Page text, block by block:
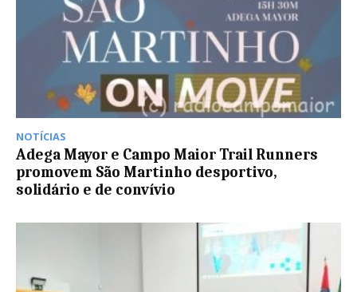
NOTÍCIAS
Adega Mayor e Campo Maior Trail Runners
promovem São Martinho desportivo,
solidário e de convívio